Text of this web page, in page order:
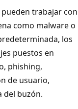
trabajar con
como malware o
los
puestos en
phishing,
de usuario,
del buzón.